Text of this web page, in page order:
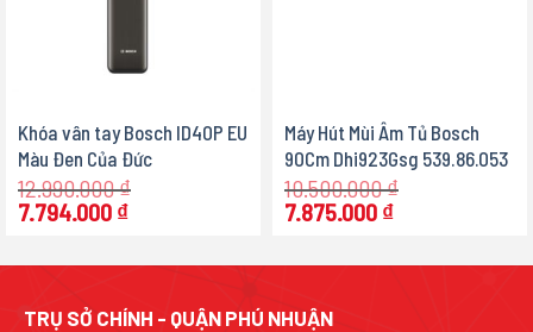
Khóa vân tay Bosch ID40P EU
Màu Đen Của Đức
12.990.000₫
Giá
là:
7.794.000 ₫Giá
tại
7.794.000 ₫.
Máy Hút Mùi Âm Tủ Bosch
90Cm Dhi923Gsg 539.86.053
10.500.000₫
Giá
là:
7.875.000 ₫Giá
tại
TRỤ SỞ CHÍNH - QUẬN PHÚ NHUẬN